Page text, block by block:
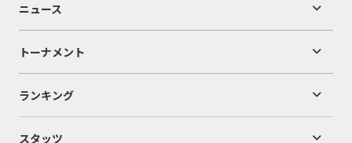
ニュース
トーナメント
ランキング
スタッツ